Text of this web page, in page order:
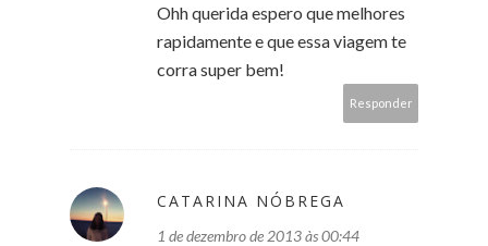
Ohh querida espero que melhores
rapidamente e que essa viagem te
corra super bem!
Responder
CATARINA NÓBREGA
1 de dezembro de 2013 às 00:44